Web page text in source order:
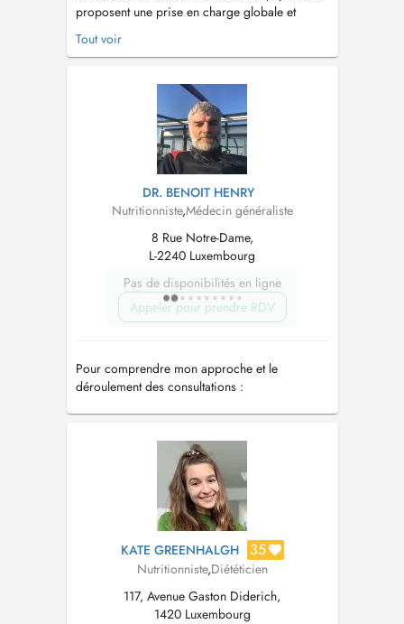
proposent une prise en charge globale et
personnalisée pour le visage et le corps, au
travers de traitements comme de matériel qui
(hydrafacial, radiofréquence, lasers,
détatouage, cryolipolyse, injections, etc....
Tout voir
DR. BENOIT HENRY
Nutritionniste,Médecin généraliste
8 Rue Notre-Dame,
L-2240 Luxembourg
Pas de disponibilités en ligne
Appeler pour prendre RDV
Pour comprendre mon approche et le
déroulement des consultations :
KATE GREENHALGH 35
Nutritionniste,Diététicien
117, Avenue Gaston Diderich,
1420 Luxembourg